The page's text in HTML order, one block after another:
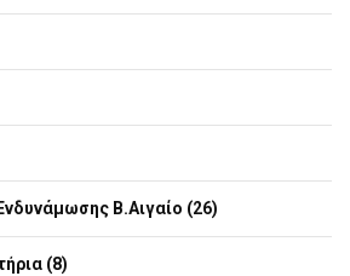
Β.Αιγαίο (26)
(8)